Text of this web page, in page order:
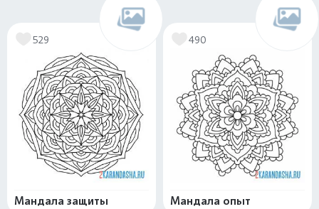
529
Мандала защиты
490
Мандала опыт